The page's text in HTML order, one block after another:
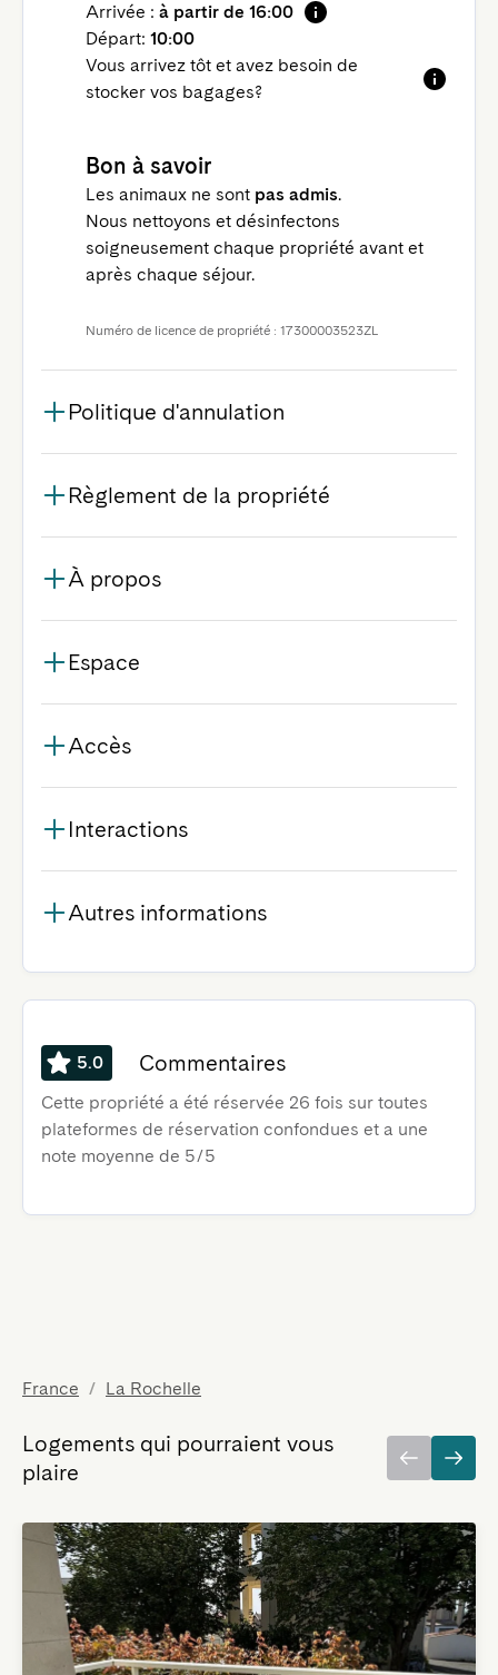
Arrivée : à partir de 16:00
Départ: 10:00
Vous arrivez tôt et avez besoin de
stocker vos bagages?
Bon à savoir
Les animaux ne sont pas admis.
Nous nettoyons et désinfectons
soigneusement chaque propriété avant et
après chaque séjour.
Numéro de licence de propriété : 17300003523ZL
Politique d'annulation
Règlement de la propriété
À propos
Espace
Accès
Interactions
Autres informations
5.0 Commentaires
Cette propriété a été réservée 26 fois sur toutes
plateformes de réservation confondues et a une
note moyenne de 5/5
France / La Rochelle
Logements qui pourraient vous
plaire